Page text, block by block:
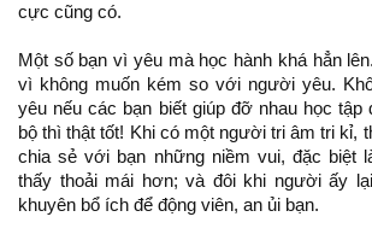
cực cũng có.
Một số bạn vì yêu mà học hành khá hẳn
vì không muốn kém so với người yêu.
yêu nếu các bạn biết giúp đỡ nhau học tập
bộ thì thật tốt! Khi có một người tri âm tri kỉ,
chia sẻ với bạn những niềm vui, đặc biệt
thấy thoải mái hơn; và đôi khi người ấy
khuyên bổ ích để động viên, an ủi bạn.